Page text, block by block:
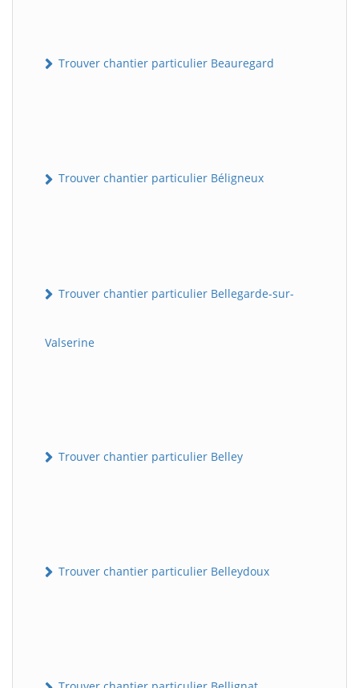
Trouver chantier particulier Beauregard
Trouver chantier particulier Béligneux
Trouver chantier particulier Bellegarde-sur-
Valserine
Trouver chantier particulier Belley
Trouver chantier particulier Belleydoux